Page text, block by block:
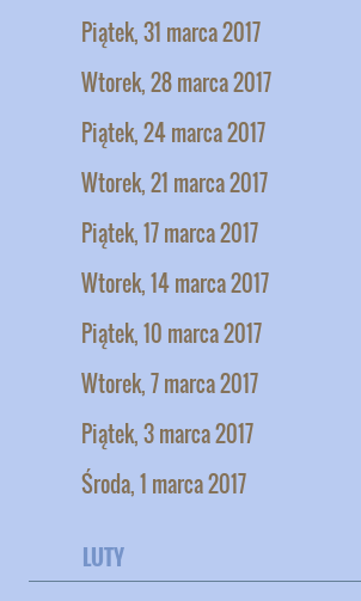
Piątek, 31 marca 2017
Wtorek, 28 marca 2017
Piątek, 24 marca 2017
Wtorek, 21 marca 2017
Piątek, 17 marca 2017
Wtorek, 14 marca 2017
Piątek, 10 marca 2017
Wtorek, 7 marca 2017
Piątek, 3 marca 2017
Środa, 1 marca 2017
LUTY